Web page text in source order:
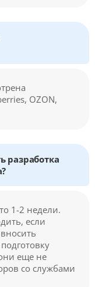
OZON,
разработка
1-2 недели.
если
еще не
со службами